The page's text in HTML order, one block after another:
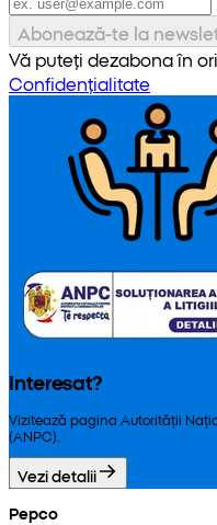
Abonează-te la
Vă puteți dezabona în
Confidențialitate
Interesat?
Vizitează pagina Autorității
(ANPC).
Vezi detalii
Pepco